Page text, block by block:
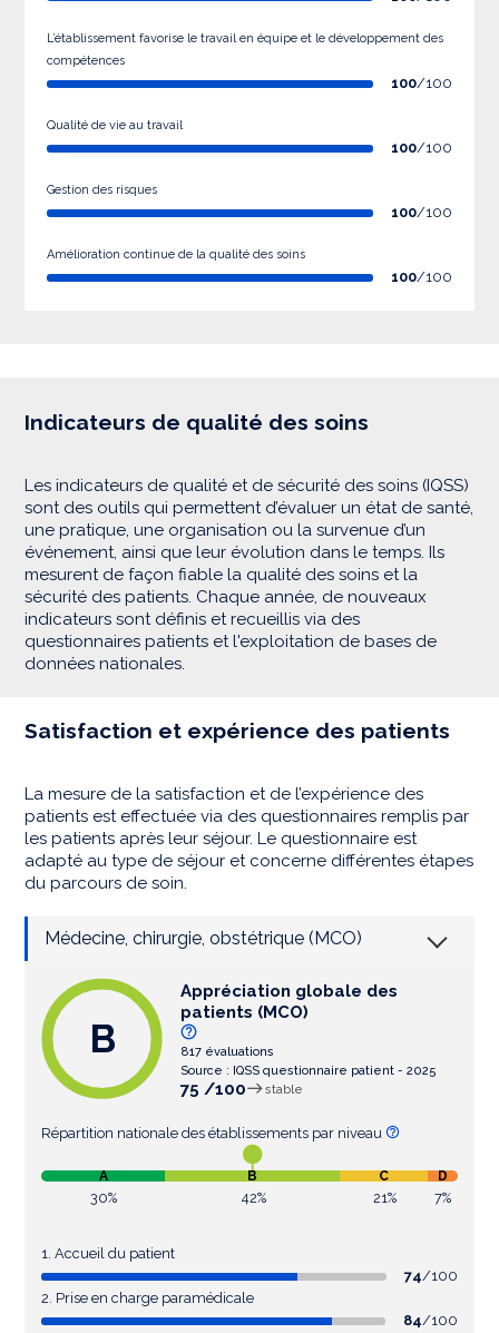
L’établissement favorise le travail en équipe et le développement des
compétences
100/100
Qualité de vie au travail
100/100
Gestion des risques
100/100
Amélioration continue de la qualité des soins
100/100
Indicateurs de qualité des soins
Les indicateurs de qualité et de sécurité des soins (IQSS)
sont des outils qui permettent d’évaluer un état de santé,
une pratique, une organisation ou la survenue d’un
événement, ainsi que leur évolution dans le temps. Ils
mesurent de façon fiable la qualité des soins et la
sécurité des patients. Chaque année, de nouveaux
indicateurs sont définis et recueillis via des
questionnaires patients et l'exploitation de bases de
données nationales.
Satisfaction et expérience des patients
La mesure de la satisfaction et de l’expérience des
patients est effectuée via des questionnaires remplis par
les patients après leur séjour. Le questionnaire est
adapté au type de séjour et concerne différentes étapes
du parcours de soin.
Médecine, chirurgie, obstétrique (MCO)
Appréciation globale des
patients (MCO)
817 évaluations
Source : IQSS questionnaire patient - 2025
75 /100 stable
B
Répartition nationale des établissements par niveau
A B C D
30% 42% 21% 7%
1. Accueil du patient
74/100
2. Prise en charge paramédicale
84/100